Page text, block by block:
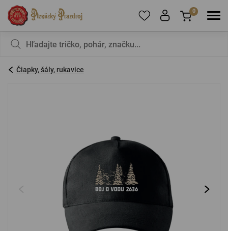
sa.
PRIHLÁSIŤ SA
Zabudnuté heslo Nová registrácia
0
Čiapky, šály, rukavice